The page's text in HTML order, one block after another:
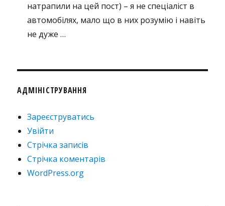
натрапили на цей пост) – я не спеціаліст в
автомобілях, мало що в них розумію і навіть
не дуже …
АДМІНІСТРУВАННЯ
Зареєструватись
Увійти
Стрічка записів
Стрічка коментарів
WordPress.org